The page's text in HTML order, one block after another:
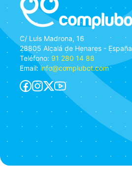
C/ Luis Madrona, 16
28805 Alcalá de Henares - España
Teléfono: 91 280 14 88
Email:info@complubot.com